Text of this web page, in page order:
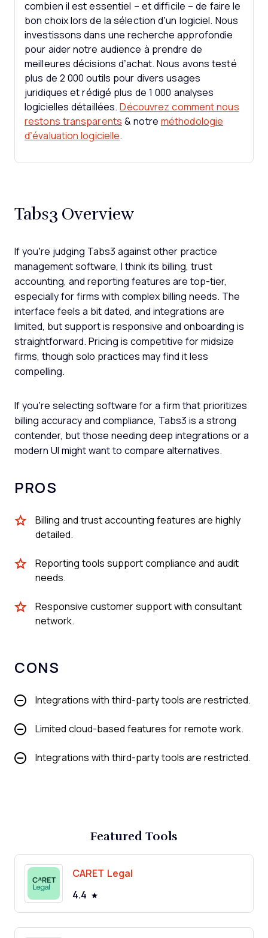
combien il est essentiel – et difficile – de faire le
bon choix lors de la sélection d’un logiciel. Nous
investissons dans une recherche approfondie
pour aider notre audience à prendre de
meilleures décisions d’achat. Nous avons testé
plus de 2 000 outils pour divers usages
juridiques et rédigé plus de 1 000 analyses
logicielles détaillées. Découvrez comment nous
restons transparents & notre méthodologie
d’évaluation logicielle.
Tabs3 Overview
If you’re judging Tabs3 against other practice
management software, I think its billing, trust
accounting, and reporting features are top-tier,
especially for firms with complex billing needs. The
interface feels a bit dated, and integrations are
limited, but support is responsive and onboarding is
straightforward. Pricing is competitive for midsize
firms, though solo practices may find it less
compelling.
If you’re selecting software for a firm that prioritizes
billing accuracy and compliance, Tabs3 is a strong
contender, but those needing deep integrations or a
modern UI might want to compare alternatives.
PROS
Billing and trust accounting features are highly
detailed.
Reporting tools support compliance and audit
needs.
Responsive customer support with consultant
network.
CONS
Integrations with third-party tools are restricted.
Limited cloud-based features for remote work.
Integrations with third-party tools are restricted.
Featured Tools
CARET Legal
4.4